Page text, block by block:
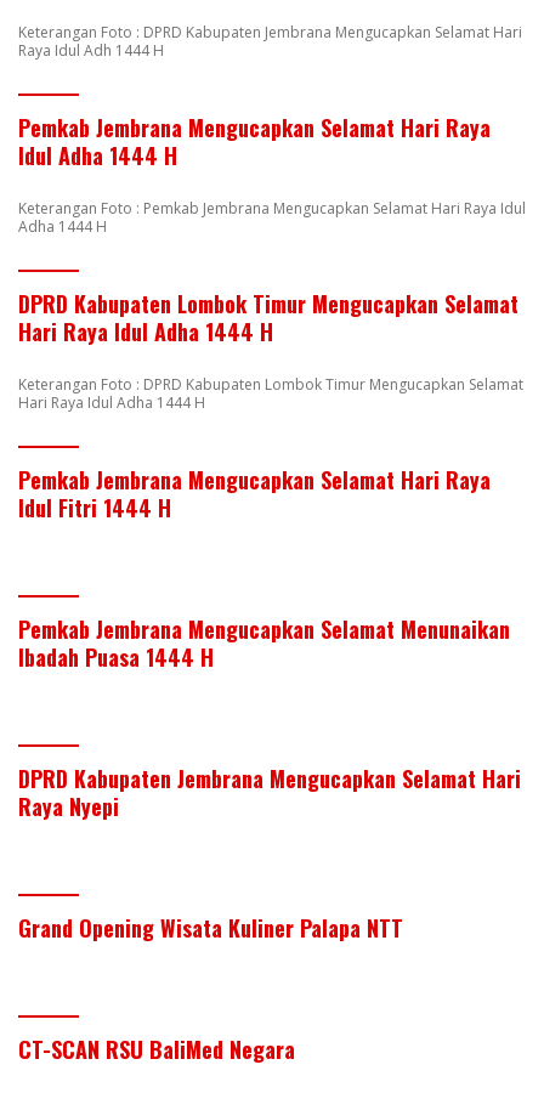
Keterangan Foto : DPRD Kabupaten Jembrana Mengucapkan Selamat Hari
Raya Idul Adh 1444 H
Pemkab Jembrana Mengucapkan Selamat Hari Raya
Idul Adha 1444 H
Keterangan Foto : Pemkab Jembrana Mengucapkan Selamat Hari Raya Idul
Adha 1444 H
DPRD Kabupaten Lombok Timur Mengucapkan Selamat
Hari Raya Idul Adha 1444 H
Keterangan Foto : DPRD Kabupaten Lombok Timur Mengucapkan Selamat
Hari Raya Idul Adha 1444 H
Pemkab Jembrana Mengucapkan Selamat Hari Raya
Idul Fitri 1444 H
Pemkab Jembrana Mengucapkan Selamat Menunaikan
Ibadah Puasa 1444 H
DPRD Kabupaten Jembrana Mengucapkan Selamat Hari
Raya Nyepi
Grand Opening Wisata Kuliner Palapa NTT
CT-SCAN RSU BaliMed Negara